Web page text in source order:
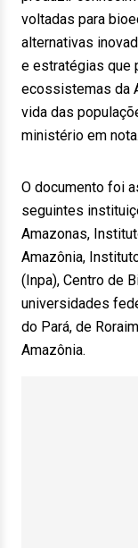
voltadas para
alternativas
e estratégias que
ecossistemas da
vida das
ministério em nota.
O documento foi
seguintes
Amazonas,
Amazônia,
(Inpa), Centro de
universidades
do Pará, de
Amazônia.